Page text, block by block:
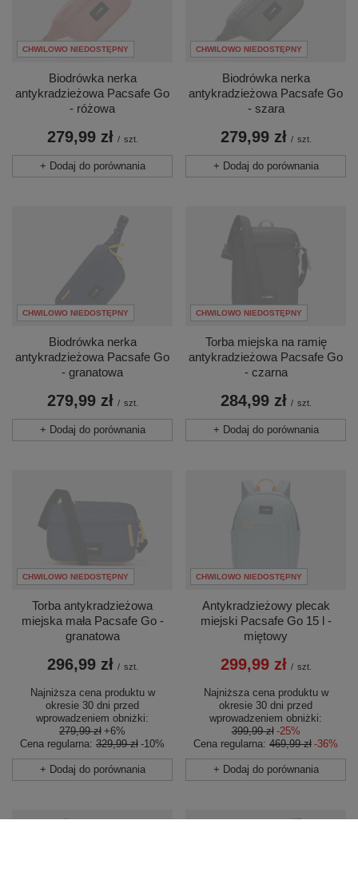
CHWILOWO NIEDOSTĘPNY
Biodrówka nerka
antykradzieżowa Pacsafe Go
- różowa
279,99 zł / szt.
+ Dodaj do porównania
CHWILOWO NIEDOSTĘPNY
Biodrówka nerka
antykradzieżowa Pacsafe Go
- szara
279,99 zł / szt.
+ Dodaj do porównania
CHWILOWO NIEDOSTĘPNY
Biodrówka nerka
antykradzieżowa Pacsafe Go
- granatowa
279,99 zł / szt.
+ Dodaj do porównania
CHWILOWO NIEDOSTĘPNY
Torba miejska na ramię
antykradzieżowa Pacsafe Go
- czarna
284,99 zł / szt.
+ Dodaj do porównania
CHWILOWO NIEDOSTĘPNY
Torba antykradzieżowa
miejska mała Pacsafe Go -
granatowa
296,99 zł / szt.
Najniższa cena produktu w
okresie 30 dni przed
wprowadzeniem obniżki:
279,99 zł +6%
Cena regularna: 329,99 zł -10%
+ Dodaj do porównania
CHWILOWO NIEDOSTĘPNY
Antykradzieżowy plecak
miejski Pacsafe Go 15 l -
miętowy
299,99 zł / szt.
Najniższa cena produktu w
okresie 30 dni przed
wprowadzeniem obniżki:
399,99 zł -25%
Cena regularna: 469,99 zł -36%
+ Dodaj do porównania